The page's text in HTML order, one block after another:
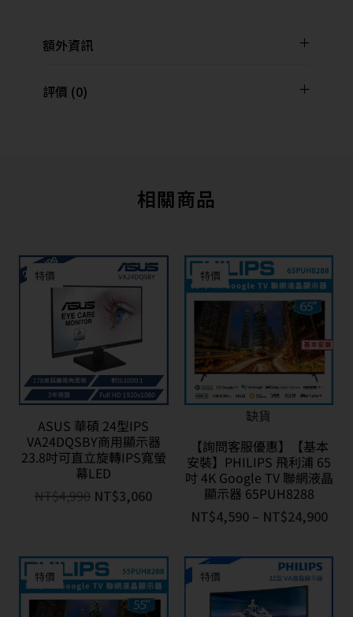
額外資訊
評價 (0)
相關商品
特價
ASUS 華碩 24型IPS
VA24DQSBY商用顯示器
23.8吋可直立旋轉IPS寬螢
幕LED
NT$4,990 NT$3,060
特價
缺貨
【詢問客服優惠】【基本
安裝】PHILIPS 飛利浦 65
吋 4K Google TV 聯網液晶
顯示器 65PUH8288
NT$4,590 – NT$24,900
特價 特價